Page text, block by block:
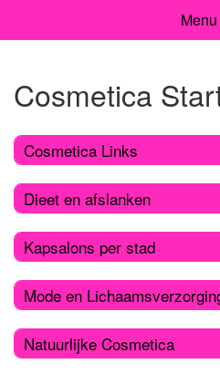
Cosmetica
Cosmetica Links
Dieet en afslanken
Kapsalons per stad
Mode en
Natuurlijke Cosmetica